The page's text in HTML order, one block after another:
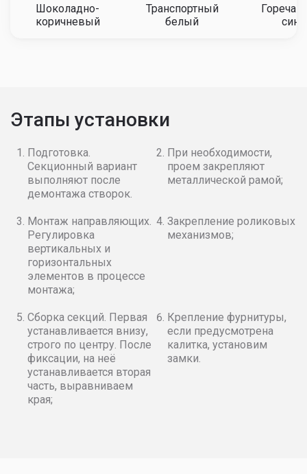
Шоколадно-
коричневый
Транспортный
белый
Этапы установки
Подготовка.
Секционный вариант
выполняют после
демонтажа створок.
При необходимости,
проем закрепляют
металлической рамой;
Монтаж направляющих.
Регулировка
вертикальных и
горизонтальных
элементов в процессе
монтажа;
Закрепление роликовых
механизмов;
Сборка секций. Первая
устанавливается внизу,
строго по центру. После
фиксации, на неё
устанавливается вторая
часть, выравниваем
края;
Крепление фурнитуры,
если предусмотрена
калитка, установим
замки.